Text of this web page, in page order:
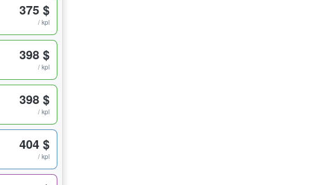
375 $
/ kpl
398 $
/ kpl
398 $
/ kpl
404 $
/ kpl